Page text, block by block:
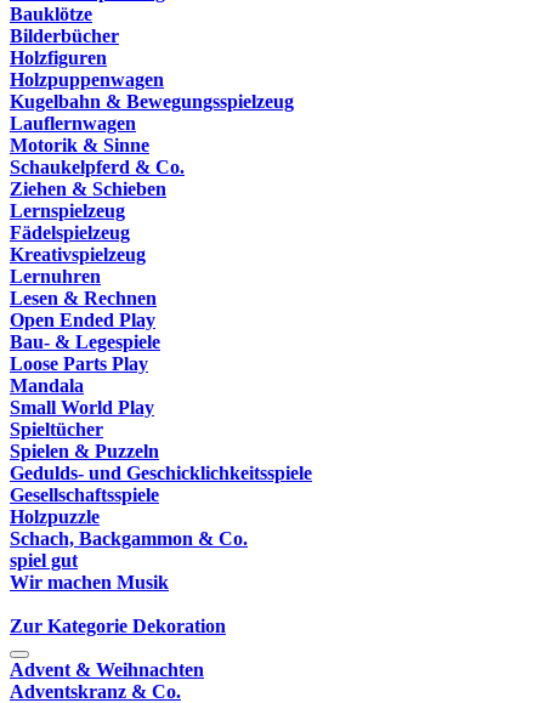
Bauklötze
Bilderbücher
Holzfiguren
Holzpuppenwagen
Kugelbahn & Bewegungsspielzeug
Lauflernwagen
Motorik & Sinne
Schaukelpferd & Co.
Ziehen & Schieben
Lernspielzeug
Fädelspielzeug
Kreativspielzeug
Lernuhren
Lesen & Rechnen
Open Ended Play
Bau- & Legespiele
Loose Parts Play
Mandala
Small World Play
Spieltücher
Spielen & Puzzeln
Gedulds- und Geschicklichkeitsspiele
Gesellschaftsspiele
Holzpuzzle
Schach, Backgammon & Co.
spiel gut
Wir machen Musik
Zur Kategorie Dekoration
Advent & Weihnachten
Adventskranz & Co.